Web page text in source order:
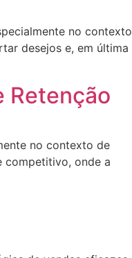
no contexto
desejos e, em última
Retenção
no contexto de
competitivo, onde a